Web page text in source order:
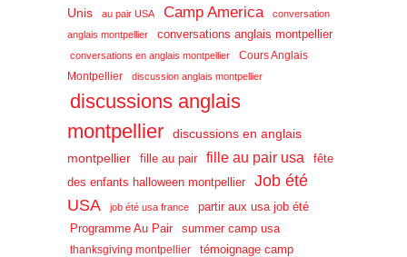
Unis
au pair USA Camp America
conversation
anglais montpellier
conversations anglais montpellier
conversations en anglais montpellier
Cours Anglais
Montpellier
discussion anglais montpellier
discussions anglais
montpellier
discussions en anglais
montpellier
fille au pair fille au pair usa
fête
des enfants halloween montpellier
Job été
USA
job été usa france
partir aux usa job été
Programme Au Pair
summer camp usa
thanksgiving montpellier
témoignage camp